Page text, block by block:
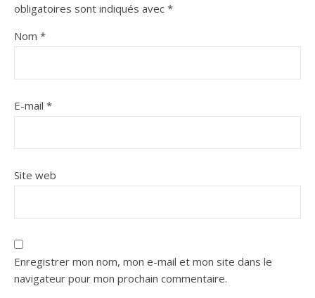
obligatoires sont indiqués avec *
Nom *
E-mail *
Site web
Enregistrer mon nom, mon e-mail et mon site dans le
navigateur pour mon prochain commentaire.